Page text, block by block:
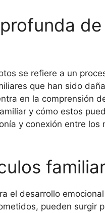
se refiere a un
que han sido
en la comprensión
y cómo estos
y conexión entre los
el desarrollo
pueden surgir